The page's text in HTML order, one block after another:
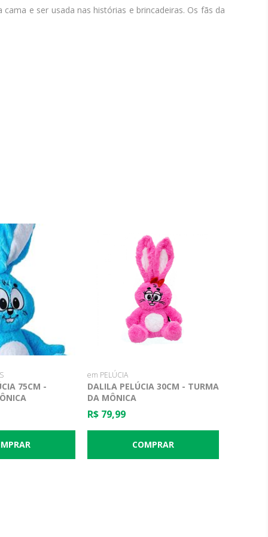
e ser usada nas histórias e brincadeiras. Os fãs da
75CM -
em PELÚCIA
DALILA PELÚCIA 30CM - TURMA
DA MÔNICA
R$ 79,99